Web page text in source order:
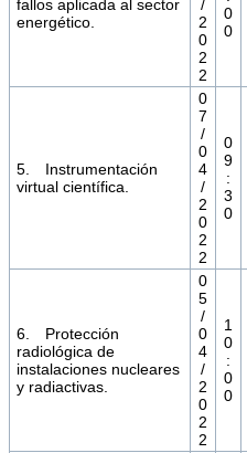
fallos aplicada al sector
energético.
/
2
0
2
2
0
0
5. Instrumentación
virtual científica.
0
7
/
0
4
/
2
0
2
2
0
9
:
3
0
6. Protección
radiológica de
instalaciones nucleares
y radiactivas.
0
5
/
0
4
/
2
0
2
2
1
0
:
0
0